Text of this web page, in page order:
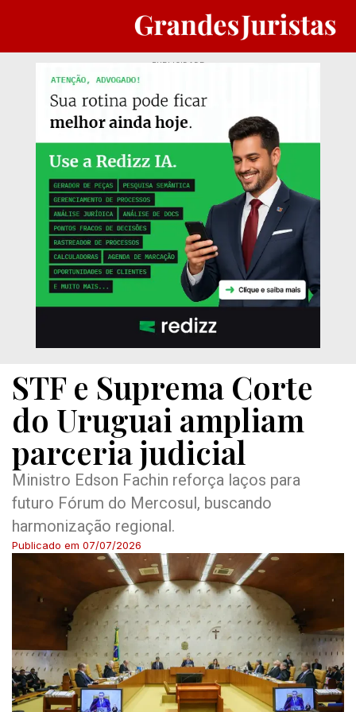
PUBLICIDADE
STF e Suprema Corte
do Uruguai ampliam
parceria judicial
Ministro Edson Fachin reforça laços para
futuro Fórum do Mercosul, buscando
harmonização regional.
Publicado em 07/07/2026